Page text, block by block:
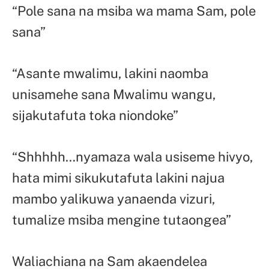
“Pole sana na msiba wa mama Sam, pole
sana”
“Asante mwalimu, lakini naomba
unisamehe sana Mwalimu wangu,
sijakutafuta toka niondoke”
“Shhhhh…nyamaza wala usiseme hivyo,
hata mimi sikukutafuta lakini najua
mambo yalikuwa yanaenda vizuri,
tumalize msiba mengine tutaongea”
Waliachiana na Sam akaendelea